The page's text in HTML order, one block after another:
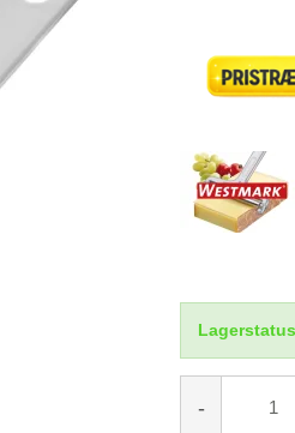
-